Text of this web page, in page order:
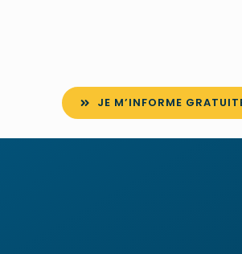
JE M’INFORME